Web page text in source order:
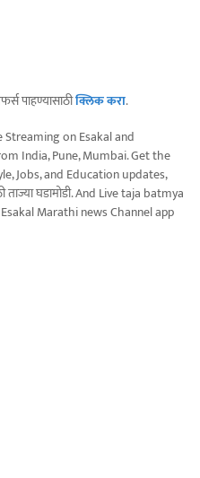
पाहण्यासाठीक्लिक करा.
Streaming on Esakal and
India, Pune, Mumbai. Get the
Jobs, and Education updates,
ताज्या घडामोडी. And Live taja batmya
Marathi news Channel app